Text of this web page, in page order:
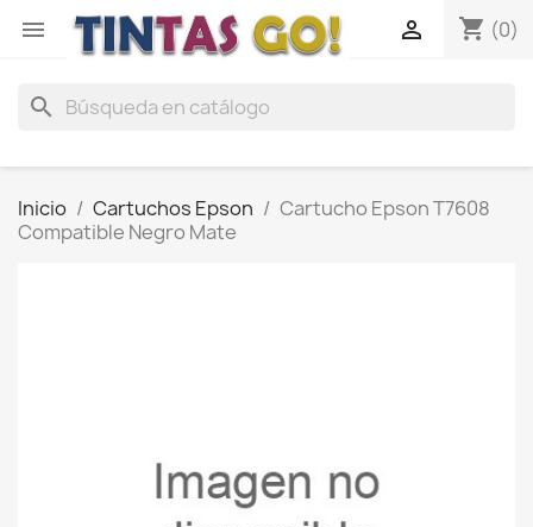
 shopping_cart (0)

search
Inicio Cartuchos Epson
Cartucho Epson T7608
Compatible Negro Mate